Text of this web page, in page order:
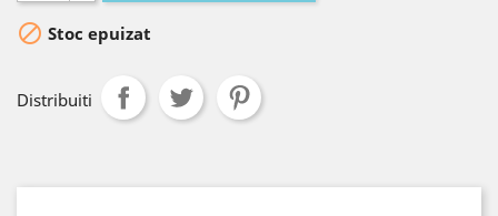
 Stoc epuizat
Distribuiti